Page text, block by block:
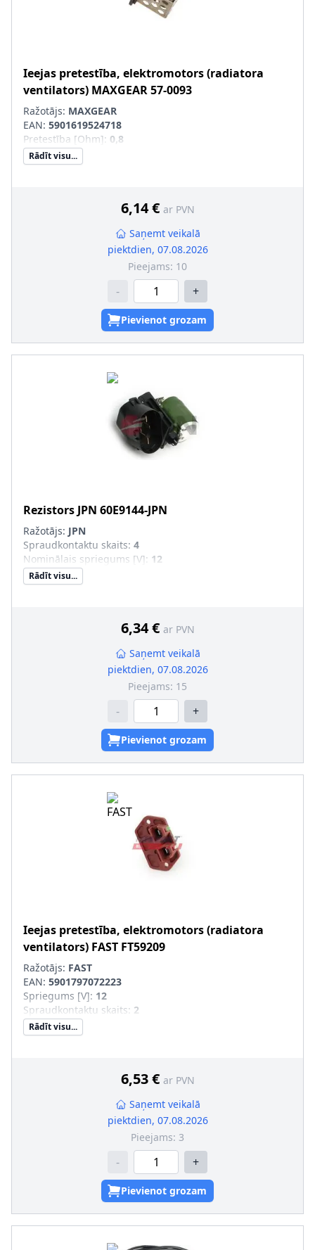
Ieejas pretestība, elektromotors (radiatora
ventilators) MAXGEAR57-0093
Ražotājs: MAXGEAR
EAN: 5901619524718
Pretestība [Ohm]: 0,8
Rādīt visu...
6,14 € ar PVN
Saņemt veikalā
piektdien, 07.08.2026
Pieejams: 10
- +
Pievienot grozam
Rezistors JPN 60E9144-JPN
Ražotājs: JPN
Spraudkontaktu skaits: 4
Nominālais spriegums [V]: 12
Rādīt visu...
6,34 € ar PVN
Saņemt veikalā
piektdien, 07.08.2026
Pieejams: 15
- +
Pievienot grozam
Ieejas pretestība, elektromotors (radiatora
ventilators) FAST FT59209
Ražotājs: FAST
EAN: 5901797072223
Spriegums [V]: 12
Spraudkontaktu skaits: 2
Rādīt visu...
6,53 € ar PVN
Saņemt veikalā
piektdien, 07.08.2026
Pieejams: 3
- +
Pievienot grozam